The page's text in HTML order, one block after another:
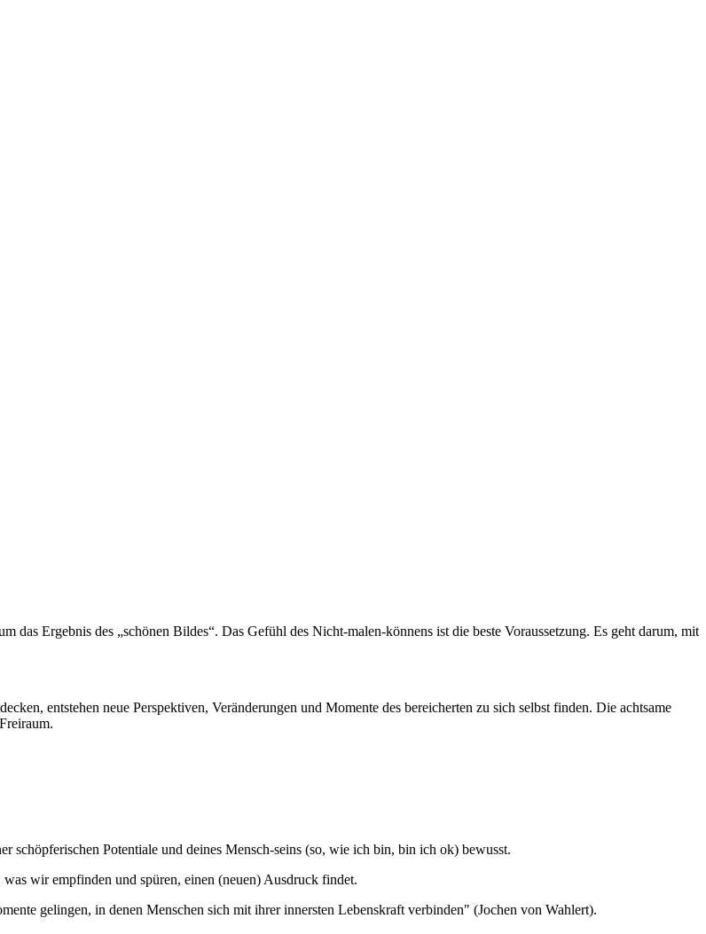
das Ergebnis des „schönen Bildes“. Das Gefühl des Nicht-malen-könnens ist die beste Voraussetzung. Es geht darum, mit
entstehen neue Perspektiven, Veränderungen und Momente des bereicherten zu sich selbst finden. Die achtsame
schöpferischen Potentiale und deines Mensch-seins (so, wie ich bin, bin ich ok) bewusst.
wir empfinden und spüren, einen (neuen) Ausdruck findet.
gelingen, in denen Menschen sich mit ihrer innersten Lebenskraft verbinden" (Jochen von Wahlert).